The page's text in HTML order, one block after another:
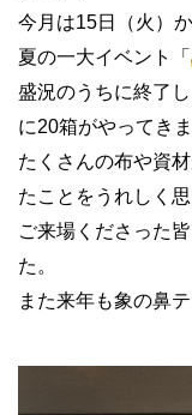
今月は15日（火）
夏の一大イベント「
盛況のうちに終了
に20箱がやってきま
たくさんの布や資
たことをうれしく思
ご来場くださった
た。
また来年も象の鼻